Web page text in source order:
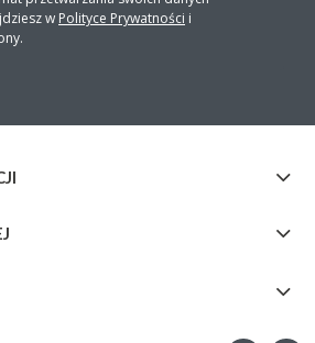
w Polityce Prywatności i